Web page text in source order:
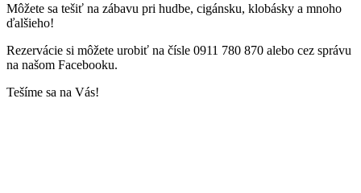
Môžete sa tešiť na zábavu pri hudbe, cigánsku, klobásky a mnoho
ďalšieho!
Rezervácie si môžete urobiť na čísle 0911 780 870 alebo cez správu
na našom Facebooku.
Tešíme sa na Vás!